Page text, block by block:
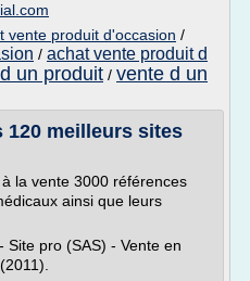
vente produit d'occasion /
/ achat vente produit d
un produit / vente d un
120 meilleurs sites
la vente 3000 références
ainsi que leurs
Site pro (SAS) - Vente en